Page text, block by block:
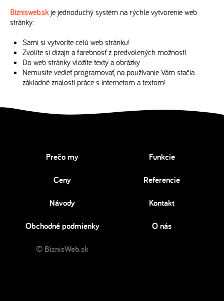
Biznisweb.skje jednoduchý systém na rýchle vytvorenie web
stránky:
Sami si vytvoríte celú web stránku!
Zvolíte si dizajn a farebnosť z predvolených možností
Do web stránky vložíte texty a obrázky
Nemusíte vedieť programovať, na používanie Vám stačia
základné znalosti práce s internetom a textom!
Prečo my Funkcie
Ceny Referencie
Návody Kontakt
Obchodné podmienky O nás
© BiznisWeb.sk